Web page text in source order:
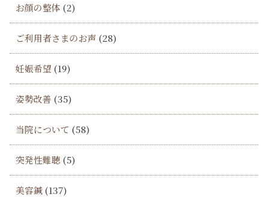
お顔の整体 (2)
ご利用者さまのお声 (28)
妊娠希望 (19)
姿勢改善 (35)
当院について (58)
突発性難聴 (5)
美容鍼 (137)